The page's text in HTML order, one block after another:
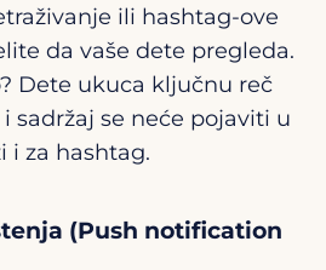
ili hashtag-ove
da vaše dete pregleda.
Dete ukuca ključnu reč
sadržaj se neće pojaviti u
i za hashtag.
(Push notification